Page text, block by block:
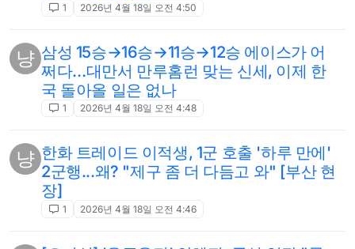
1 2026년 4월 18일 오전 4:50
냥 삼성 15승→16승→11승→12승 에이스가 어
쩌다…대만서 만루홈런 맞는 신세, 이제 한
국 돌아올 일은 없나
1 2026년 4월 18일 오전 4:48
냥 한화 트레이드 이적생, 1군 호출 '하루 만에'
2군행...왜? "제구 좀 더 다듬고 와" [부산 현
장]
1 2026년 4월 18일 오전 4:46